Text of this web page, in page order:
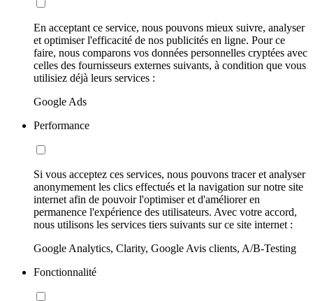
En acceptant ce service, nous pouvons mieux suivre, analyser
et optimiser l'efficacité de nos publicités en ligne. Pour ce
faire, nous comparons vos données personnelles cryptées avec
celles des fournisseurs externes suivants, à condition que vous
utilisiez déjà leurs services :
Google Ads
Performance
Si vous acceptez ces services, nous pouvons tracer et analyser
anonymement les clics effectués et la navigation sur notre site
internet afin de pouvoir l'optimiser et d'améliorer en
permanence l'expérience des utilisateurs. Avec votre accord,
nous utilisons les services tiers suivants sur ce site internet :
Google Analytics, Clarity, Google Avis clients, A/B-Testing
Fonctionnalité